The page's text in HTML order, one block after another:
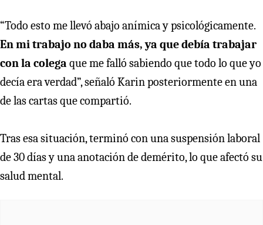
“Todo esto me llevó abajo anímica y psicológicamente.
En mi trabajo no daba más, ya que debía trabajar
con la colega que me falló sabiendo que todo lo que yo
decía era verdad”, señaló Karin posteriormente en una
de las cartas que compartió.
Tras esa situación, terminó con una suspensión laboral
de 30 días y una anotación de demérito, lo que afectó su
salud mental.